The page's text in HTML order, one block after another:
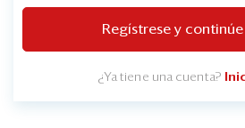
Regístrese y
¿Ya tiene una cuenta?